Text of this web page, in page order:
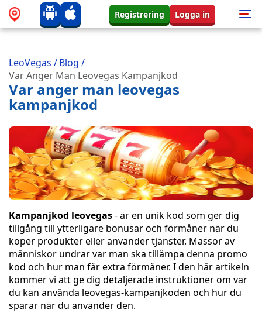
Registrering Logga in
LeoVegas /Blog /
Var Anger Man Leovegas Kampanjkod
Var anger man leovegas
kampanjkod
Kampanjkod leovegas- är en unik kod som ger dig
tillgång till ytterligare bonusar och förmåner när du
köper produkter eller använder tjänster. Massor av
människor undrar var man ska tillämpa denna promo
kod och hur man får extra förmåner. I den här artikeln
kommer vi att ge dig detaljerade instruktioner om var
du kan använda leovegas-kampanjkoden och hur du
sparar när du använder den.